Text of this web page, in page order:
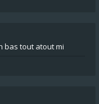
bas tout atout mi